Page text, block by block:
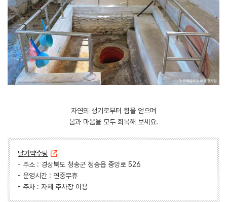
자연의 생기로부터 힘을 얻으며
몸과 마음을 모두 회복해 보세요.
달기약수탕
- 주소 : 경상북도 청송군 청송읍 중앙로 526
- 운영시간 : 연중무휴
- 주차 : 자체 주차장 이용